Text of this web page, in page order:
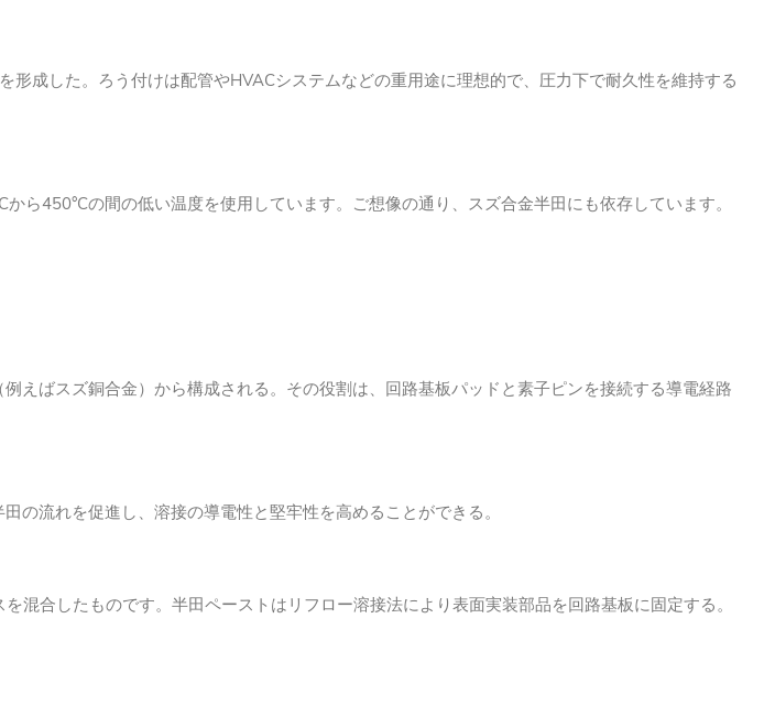
成した。ろう付けは配管やHVACシステムなどの重用途に理想的で、圧力下で耐久性を維持する
450°Cの間の低い温度を使用しています。ご想像の通り、スズ合金半田にも依存しています。
えばスズ銅合金）から構成される。その役割は、回路基板パッドと素子ピンを接続する導電経路
の流れを促進し、溶接の導電性と堅牢性を高めることができる。
合したものです。半田ペーストはリフロー溶接法により表面実装部品を回路基板に固定する。